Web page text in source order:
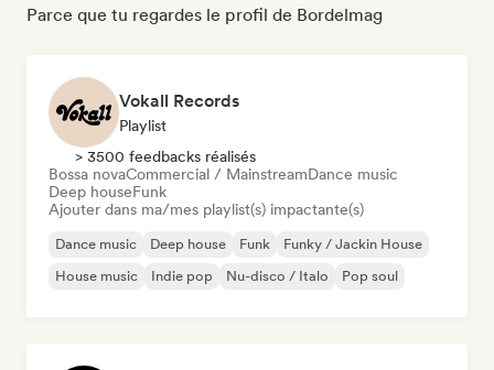
Parce que tu regardes le profil de Bordelmag
Vokall Records
Playlist
> 3500 feedbacks réalisés
Bossa novaCommercial / MainstreamDance music
Deep houseFunk
Ajouter dans ma/mes playlist(s) impactante(s)
Dance music Deep house Funk
Funky / Jackin House
House music
Indie pop Nu-disco / Italo Pop soul